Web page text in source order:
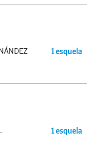
1 esquela
1 esquela